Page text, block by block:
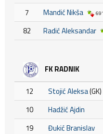
7 Mandić Nikša 69'
82 Radić Aleksandar
FK RADNIK
12 Stojić Aleksa(GK)
10
Hadžić Ajdin
19
Đukić Branislav